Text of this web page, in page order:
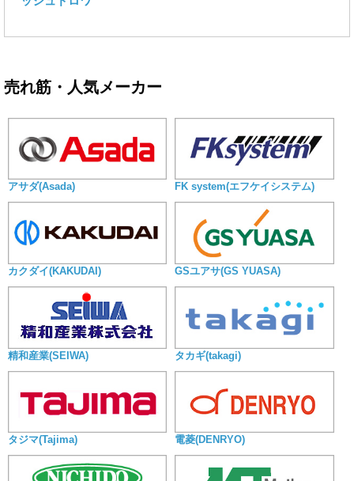
売れ筋・人気メーカー
アサダ(Asada) FK system(エフケイシステム)
カクダイ(KAKUDAI) GSユアサ(GS YUASA)
精和産業(SEIWA) タカギ(takagi)
タジマ(Tajima) 電菱(DENRYO)